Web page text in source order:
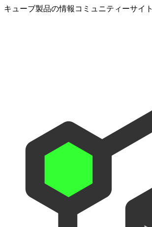
キューブ製品の情報コミュニティーサイト